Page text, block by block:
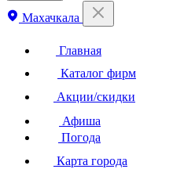
Махачкала
Главная
Каталог фирм
Акции/скидки
Афиша
Погода
Карта города